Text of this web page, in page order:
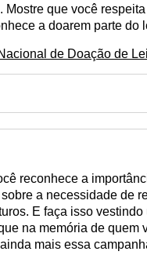
Mostre que você
a doarem parte do
de Doação de
reconhece a
a necessidade de
E faça isso
na memória de quem
mais essa